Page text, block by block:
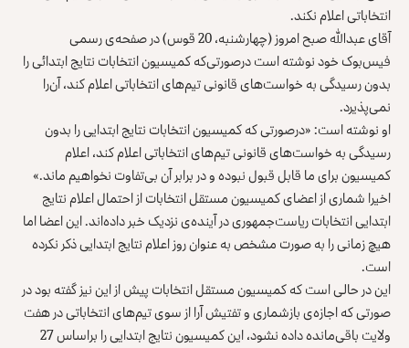
انتخاباتی اعلام نکند.
آقای عبدالله صبح امروز (چهارشنبه، 20 قوس) در صفحه‌ی رسمی
فیس‌بوک خود نوشته است درصورتی‌که کمیسیون انتخابات نتایج ابتدائی را
بدون رسیدگی به خواست‌های قانونی تیم‌های انتخاباتی اعلام کند، آن‌را
نمی‌پذیرد.
او نوشته است: «درصورتی که کمیسیون انتخابات نتایج ابتدایی را بدون
رسیدگی به خواست‌های قانونی تیم‌های انتخاباتی اعلام کند، اعلام
کمیسیون برای ما قابل قبول نبوده و در برابر آن بی‌تفاوت نخواهیم ماند.»
اخیرا شماری از اعضای کمیسیون مستقل انتخابات از احتمال اعلام نتایج
ابتدایی انتخابات ریاست‌جمهوری در آینده‌ی نزدیک خبر داده‌اند. این اعضا اما
هیچ زمانی را به صورت مشخص به عنوان روز اعلام نتایج ابتدایی ذکر نکرده
است.
این در حالی است که کمیسیون مستقل انتخابات پیش از این نیز گفته بود در
صورتی که اجازه‌ی بازشماری و تفتیش آرا از سوی تیم‌های انتخاباتی در هفت
ولایت باقی‌مانده داده نشود، این کمیسیون نتایج ابتدایی را براساس 27